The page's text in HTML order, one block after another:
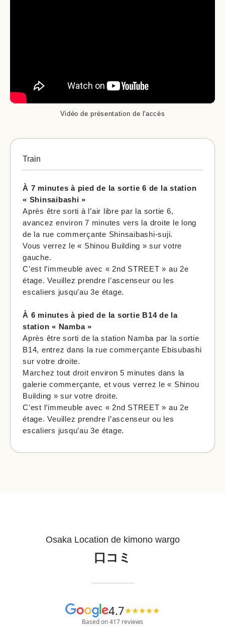
Vidéo de présentation de l'accès
Train
À 7 minutes à pied de la sortie 6 de la station
« Shinsaibashi »
Après être sorti à l’air libre par la sortie 6,
avancez environ 7 minutes vers la droite le long
de la rue commerçante Shinsaibashi-suji.
Vous verrez le « Shinou Building » sur votre
gauche.
C’est l’immeuble avec « 2nd STREET » au 2e
étage. Veuillez prendre l’ascenseur ou les
escaliers jusqu’au 3e étage.
À 6 minutes à pied de la sortie B14 de la
station « Namba »
Après être sorti de la station Namba par la sortie
B14, entrez dans la rue commerçante Ebisubashi
sur votre droite.
Marchez tout droit environ 5 minutes dans la
galerie commerçante, et vous verrez le « Shinou
Building » sur votre droite.
C’est l’immeuble avec « 2nd STREET » au 2e
étage. Veuillez prendre l’ascenseur ou les
escaliers jusqu’au 3e étage.
Osaka Location de kimono wargo
口コミ
4.7★★★★★
Based on 417 reviews